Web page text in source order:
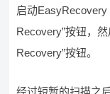
启动EasyRecovery
Recovery”按钮，
Recovery”按钮。
经过短暂的扫描之